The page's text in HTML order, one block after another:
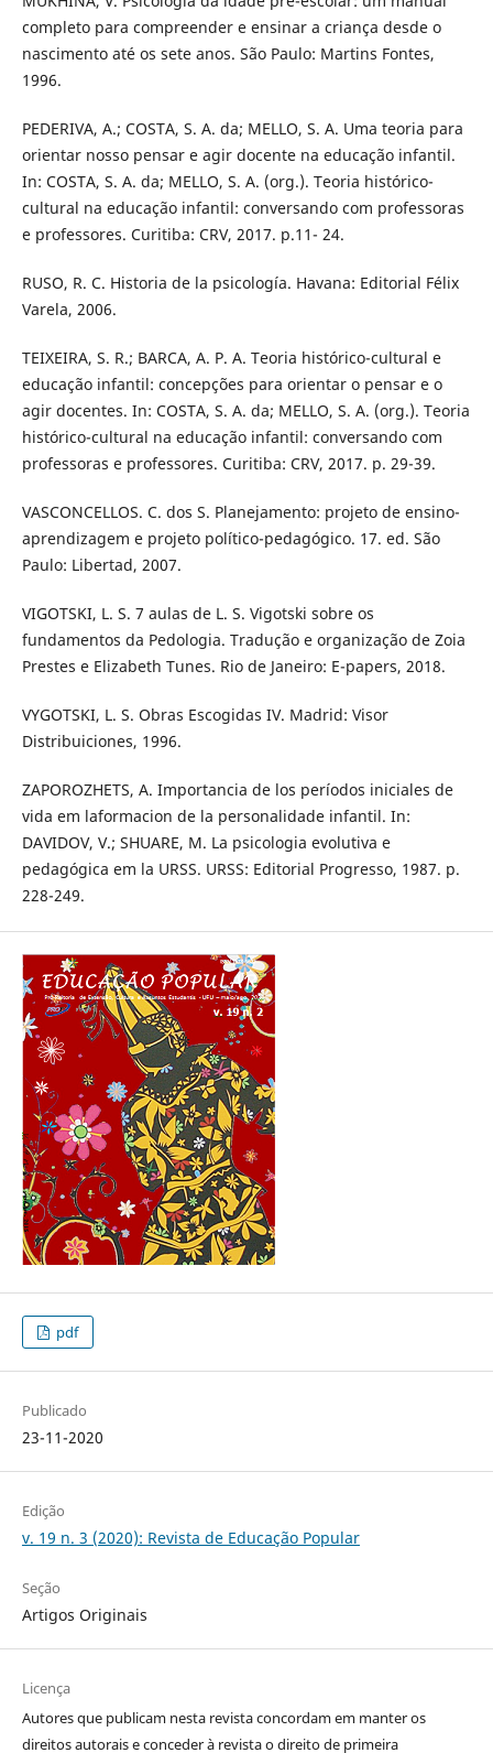
completo para compreender e ensinar a criança desde o
nascimento até os sete anos. São Paulo: Martins Fontes,
1996.
PEDERIVA, A.; COSTA, S. A. da; MELLO, S. A. Uma teoria para
orientar nosso pensar e agir docente na educação infantil.
In: COSTA, S. A. da; MELLO, S. A. (org.). Teoria histórico-
cultural na educação infantil: conversando com professoras
e professores. Curitiba: CRV, 2017. p.11- 24.
RUSO, R. C. Historia de la psicología. Havana: Editorial Félix
Varela, 2006.
TEIXEIRA, S. R.; BARCA, A. P. A. Teoria histórico-cultural e
educação infantil: concepções para orientar o pensar e o
agir docentes. In: COSTA, S. A. da; MELLO, S. A. (org.). Teoria
histórico-cultural na educação infantil: conversando com
professoras e professores. Curitiba: CRV, 2017. p. 29-39.
VASCONCELLOS. C. dos S. Planejamento: projeto de ensino-
aprendizagem e projeto político-pedagógico. 17. ed. São
Paulo: Libertad, 2007.
VIGOTSKI, L. S. 7 aulas de L. S. Vigotski sobre os
fundamentos da Pedologia. Tradução e organização de Zoia
Prestes e Elizabeth Tunes. Rio de Janeiro: E-papers, 2018.
VYGOTSKI, L. S. Obras Escogidas IV. Madrid: Visor
Distribuiciones, 1996.
ZAPOROZHETS, A. Importancia de los períodos iniciales de
vida em laformacion de la personalidade infantil. In:
DAVIDOV, V.; SHUARE, M. La psicologia evolutiva e
pedagógica em la URSS. URSS: Editorial Progresso, 1987. p.
228-249.
pdf
Publicado
23-11-2020
Edição
v. 19 n. 3 (2020): Revista de Educação Popular
Seção
Artigos Originais
Licença
Autores que publicam nesta revista concordam em manter os
direitos autorais e conceder à revista o direito de primeira